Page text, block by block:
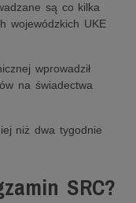
są co kilka
wojewódzkich UKE
wprowadził
na świadectwa
niż dwa tygodnie
SRC?